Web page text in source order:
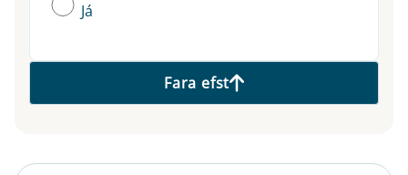
Já
Fara efst